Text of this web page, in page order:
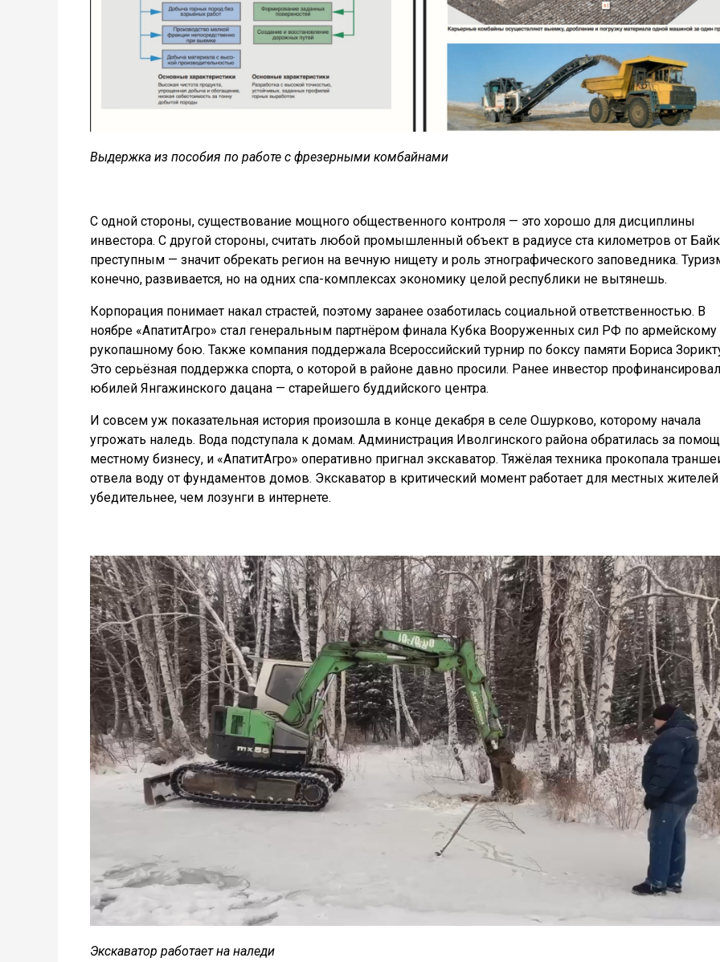
Выдержка из пособия по работе с фрезерными комбайнами
С одной стороны, существование мощного общественного контроля — это хорошо для дисциплины
инвестора. С другой стороны, считать любой промышленный объект в радиусе ста километров от
преступным — значит обрекать регион на вечную нищету и роль этнографического заповедника.
конечно, развивается, но на одних спа-комплексах экономику целой республики не вытянешь.
Корпорация понимает накал страстей, поэтому заранее озаботилась социальной ответственностью. В
ноябре «АпатитАгро» стал генеральным партнёром финала Кубка Вооруженных сил РФ по армейскому
рукопашному бою. Также компания поддержала Всероссийский турнир по боксу памяти Бориса
Это серьёзная поддержка спорта, о которой в районе давно просили. Ранее инвестор профинансировал
юбилей Янгажинского дацана — старейшего буддийского центра.
И совсем уж показательная история произошла в конце декабря в селе Ошурково, которому начала
угрожать наледь. Вода подступала к домам. Администрация Иволгинского района обратилась за
местному бизнесу, и «АпатитАгро» оперативно пригнал экскаватор. Тяжёлая техника прокопала
отвела воду от фундаментов домов. Экскаватор в критический момент работает для местных жителей
убедительнее, чем лозунги в интернете.
Экскаватор работает на наледи